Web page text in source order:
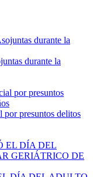
durante la
presuntos delitos